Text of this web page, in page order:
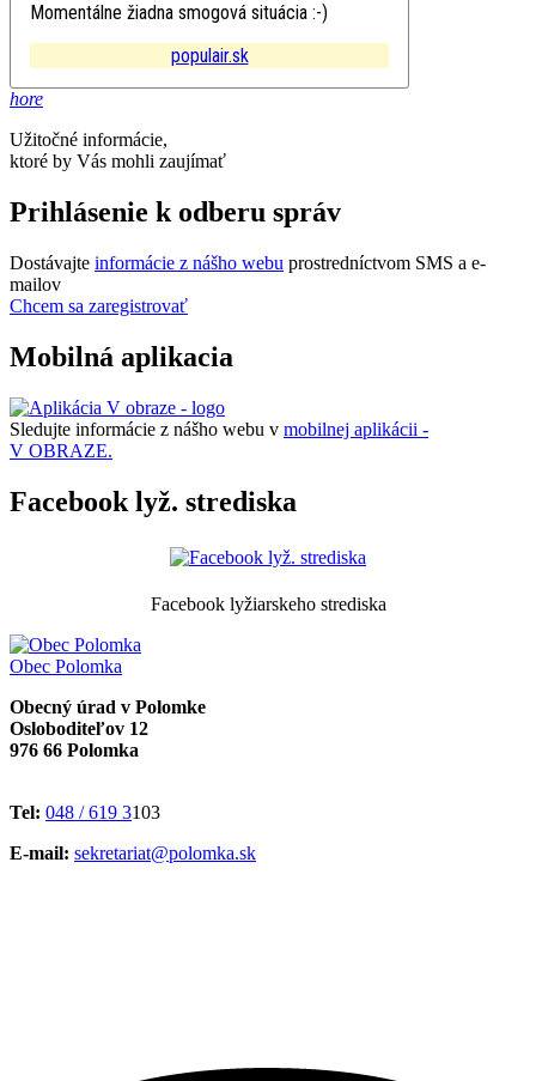
Momentálne žiadna smogová situácia :-)
populair.sk
hore
Užitočné informácie,
ktoré by Vás mohli zaujímať
Prihlásenie k odberu správ
Dostávajte informácie z nášho webu prostredníctvom SMS a e-
mailov
Chcem sa zaregistrovať
Mobilná aplikacia
Sledujte informácie z nášho webu v mobilnej aplikácii -
V OBRAZE.
Facebook lyž. strediska
Facebook lyžiarskeho strediska
Obec Polomka
Obecný úrad v Polomke
Osloboditeľov 12
976 66 Polomka
Tel: 048 / 619 3103
E-mail: sekretariat@polomka.sk